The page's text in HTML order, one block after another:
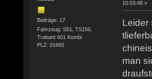
Beiträge: 17
Fahrzeug: S51, TS150,
Trabant 601 Kombi
PLZ: 01665
10:03:48 »
Leider
man